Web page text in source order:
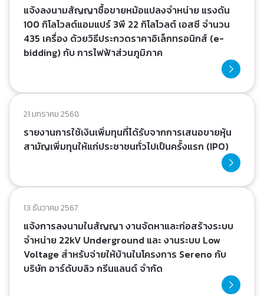
แจ้งลงนามสัญญาซื้อขายหม้อแปลงจำหน่าย แรงดัน
100 กิโลโวลต์แอมแปร์ 3พี 22 กิโลโวลต์ เอสซี จำนวน
435 เครื่อง ด้วยวิธีประกวดราคาอิเล็กทรอนิกส์ (e-
bidding) กับ การไฟฟ้าส่วนภูมิภาค
21 มกราคม 2568
รายงานการใช้เงินเพิ่มทุนที่ได้รับจากการเสนอขายหุ้น
สามัญเพิ่มทุนให้แก่ประชาชนทั่วไปเป็นครั้งแรก (IPO)
13 ธันวาคม 2567
แจ้งการลงนามในสัญญา งานจัดหาและก่อสร้างระบบ
จำหน่าย 22kV Underground และ งานระบบ Low
Voltage สำหรับจ่ายให้บ้านในโครงการ Sereno กับ
บริษัท อาร์ดับบลิว กรีนแลนด์ จำกัด